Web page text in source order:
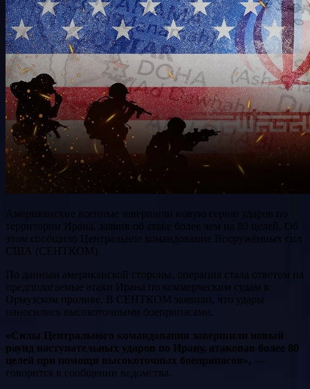
Американские военные завершили новую серию ударов по
территории Ирана, заявив об атаке более чем на 80 целей. Об
этом сообщило Центральное командование Вооружённых сил
США (СЕНТКОМ).
По данным американской стороны, операция стала ответом на
предполагаемые атаки Ирана по коммерческим судам в
Ормузском проливе. В СЕНТКОМ заявили, что удары
наносились высокоточными боеприпасами.
«Силы Центрального командования завершили новый
раунд наступательных ударов по Ирану, атаковав более 80
целей при помощи высокоточных боеприпасов», —
говорится в сообщении ведомства.